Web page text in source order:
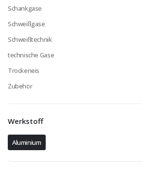
Schankgase
Schweißgase
Schweißtechnik
technische Gase
Trockeneis
Zubehör
Werkstoff
Aluminium